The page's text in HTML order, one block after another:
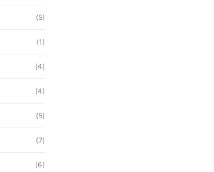
(5)
(1)
(4)
(4)
(5)
(7)
(6)